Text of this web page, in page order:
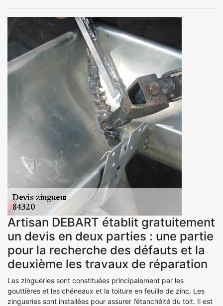
Artisan DEBART établit gratuitement
un devis en deux parties : une partie
pour la recherche des défauts et la
deuxième les travaux de réparation
Les zingueries sont constituées principalement par les
gouttières et les chéneaux et la toiture en feuille de zinc. Les
zingueries sont installées pour assurer l’étanchéité du toit. Il est